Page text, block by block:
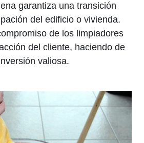
garantiza una transición
del edificio o vivienda.
de los limpiadores
del cliente, haciendo de
valiosa.